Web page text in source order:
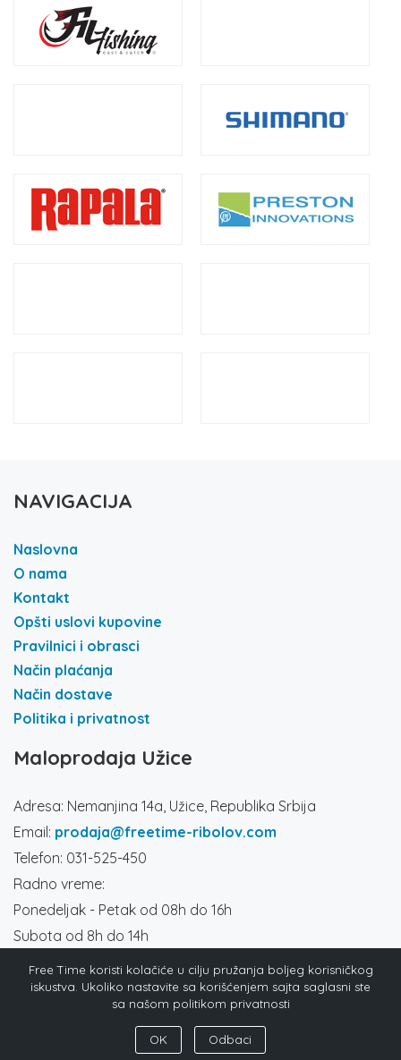
NAVIGACIJA
Naslovna
O nama
Kontakt
Opšti uslovi kupovine
Pravilnici i obrasci
Način plaćanja
Način dostave
Politika i privatnost
Maloprodaja Užice
Adresa: Nemanjina 14a, Užice, Republika Srbija
Email: prodaja@freetime-ribolov.com
Telefon: 031-525-450
Radno vreme:
Ponedeljak - Petak od 08h do 16h
Subota od 8h do 14h
Društvene mreže
Free Time koristi kolačiće u cilju pružanja boljeg korisničkog
iskustva. Ukoliko nastavite sa korišćenjem sajta saglasni ste
sa našom politikom privatnosti
OK Odbaci